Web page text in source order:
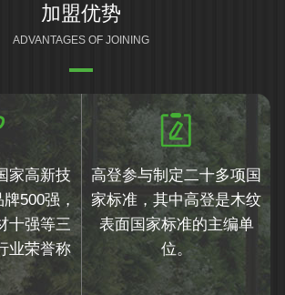
加盟优势
ADVANTAGES OF JOINING
家高新技
500强，
十强等三
业荣誉称
高登参与制定二十多项国
家标准，其中高登是木纹
表面国家标准的主编单
位。